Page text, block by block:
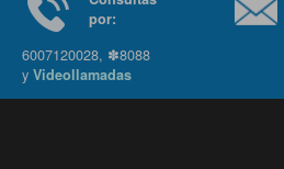
6007120028, ✽8088
yVideollamadas